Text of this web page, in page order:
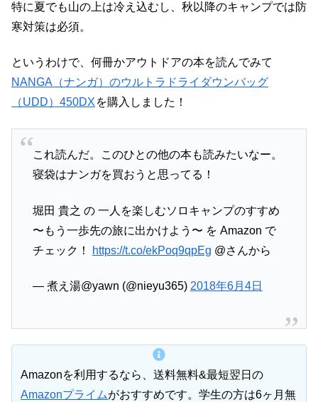
特に夏でも山の上は冷え込むし、秋以降のキャンプでは防
寒対策は必須。
というわけで、何冊かアウトドアの本を読んでみて
NANGA（ナンガ）のウルトラドライダウンバッグ
（UDD）450DX を購入しました！
これ読んだ。このひとの他の本も読みたいなー。
寝袋はナンガを買おうと思ってる！
堀田 貴之 の 一人を楽しむソロキャンプのすすめ
〜もう一歩先の旅に出かけよう〜 を Amazon で
チェック！
https://t.co/ekPoq9qpEg @さんから
— 煮え湯@yawn (@nieyu365) 2018年6月4日
Amazonを利用するなら、送料無料&最短翌日の
Amazonプライムがおすすめです。学生の方は6ヶ月無